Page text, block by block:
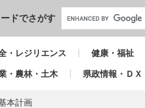
本文へ
ドでさがす
・レジリエンス 健康・福祉
・農林・土木 県政情報・Ｄ
本計画